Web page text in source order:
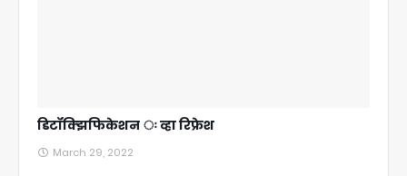
डिटॉक्झिफिकेशन ः व्हा रिफ्रेश
March 29, 2022